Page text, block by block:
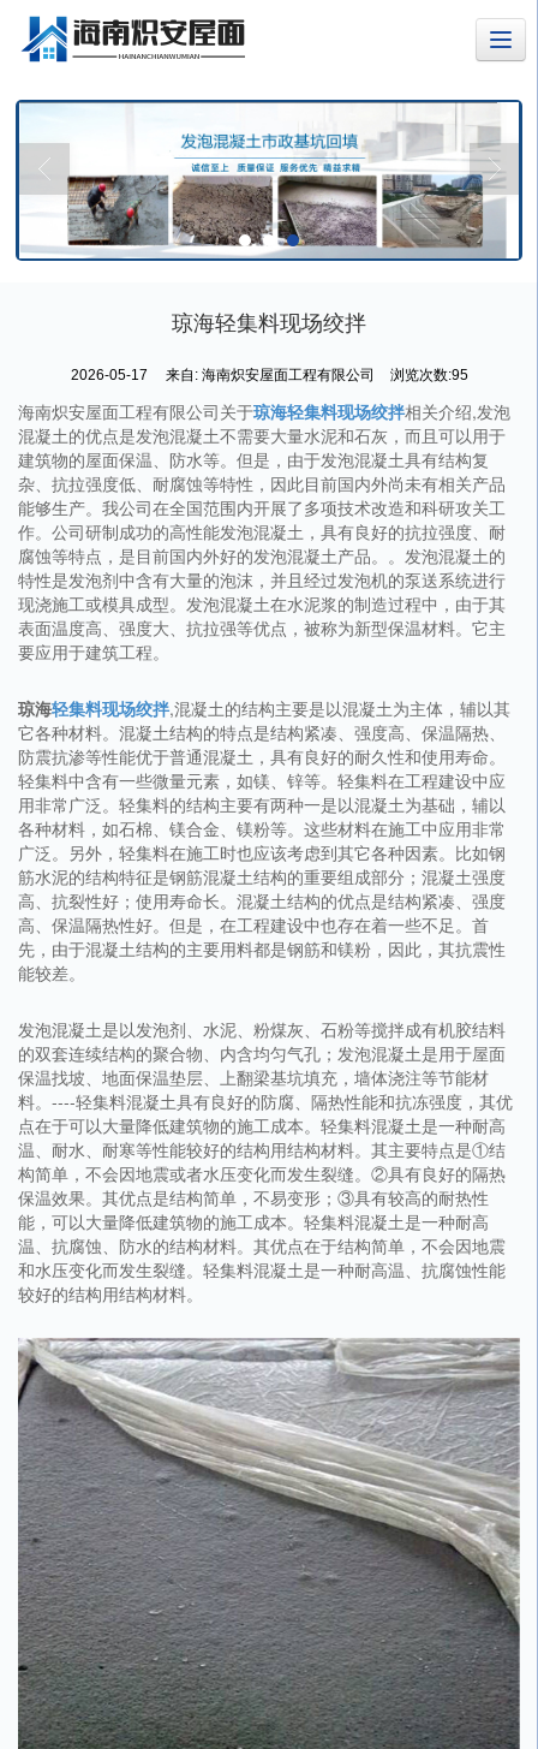
琼海轻集料现场绞拌
2026-05-17 来自: 海南炽安屋面工程有限公司 浏览次数:95
海南炽安屋面工程有限公司关于琼海轻集料现场绞拌相关介绍,发泡
混凝土的优点是发泡混凝土不需要大量水泥和石灰，而且可以用于
建筑物的屋面保温、防水等。但是，由于发泡混凝土具有结构复
杂、抗拉强度低、耐腐蚀等特性，因此目前国内外尚未有相关产品
能够生产。我公司在全国范围内开展了多项技术改造和科研攻关工
作。公司研制成功的高性能发泡混凝土，具有良好的抗拉强度、耐
腐蚀等特点，是目前国内外好的发泡混凝土产品。。发泡混凝土的
特性是发泡剂中含有大量的泡沫，并且经过发泡机的泵送系统进行
现浇施工或模具成型。发泡混凝土在水泥浆的制造过程中，由于其
表面温度高、强度大、抗拉强等优点，被称为新型保温材料。它主
要应用于建筑工程。
琼海轻集料现场绞拌,混凝土的结构主要是以混凝土为主体，辅以其
它各种材料。混凝土结构的特点是结构紧凑、强度高、保温隔热、
防震抗渗等性能优于普通混凝土，具有良好的耐久性和使用寿命。
轻集料中含有一些微量元素，如镁、锌等。轻集料在工程建设中应
用非常广泛。轻集料的结构主要有两种一是以混凝土为基础，辅以
各种材料，如石棉、镁合金、镁粉等。这些材料在施工中应用非常
广泛。另外，轻集料在施工时也应该考虑到其它各种因素。比如钢
筋水泥的结构特征是钢筋混凝土结构的重要组成部分；混凝土强度
高、抗裂性好；使用寿命长。混凝土结构的优点是结构紧凑、强度
高、保温隔热性好。但是，在工程建设中也存在着一些不足。首
先，由于混凝土结构的主要用料都是钢筋和镁粉，因此，其抗震性
能较差。
发泡混凝土是以发泡剂、水泥、粉煤灰、石粉等搅拌成有机胶结料
的双套连续结构的聚合物、内含均匀气孔；发泡混凝土是用于屋面
保温找坡、地面保温垫层、上翻梁基坑填充，墙体浇注等节能材
料。----轻集料混凝土具有良好的防腐、隔热性能和抗冻强度，其优
点在于可以大量降低建筑物的施工成本。轻集料混凝土是一种耐高
温、耐水、耐寒等性能较好的结构用结构材料。其主要特点是①结
构简单，不会因地震或者水压变化而发生裂缝。②具有良好的隔热
保温效果。其优点是结构简单，不易变形；③具有较高的耐热性
能，可以大量降低建筑物的施工成本。轻集料混凝土是一种耐高
温、抗腐蚀、防水的结构材料。其优点在于结构简单，不会因地震
和水压变化而发生裂缝。轻集料混凝土是一种耐高温、抗腐蚀性能
较好的结构用结构材料。